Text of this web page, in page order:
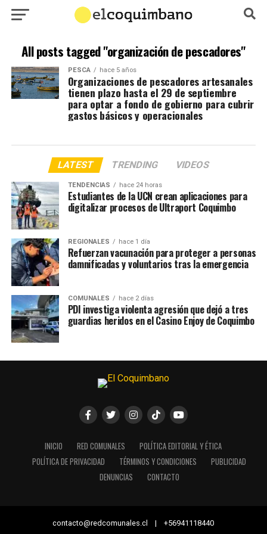
All posts tagged "organización de pescadores"
PESCA hace 5 años
Organizaciones de pescadores artesanales
tienen plazo hasta el 29 de septiembre
para optar a fondo de gobierno para cubrir
gastos básicos y operacionales
LATEST TRENDING VIDEOS
TENDENCIAS hace 24 horas
Estudiantes de la UCN crean aplicaciones para
digitalizar procesos de Ultraport Coquimbo
REGIONALES hace 1 día
Refuerzan vacunación para proteger a personas
damnificadas y voluntarios tras la emergencia
COMUNALES hace 2 días
PDI investiga violenta agresión que dejó a tres
guardias heridos en el Casino Enjoy de Coquimbo
INICIO RED COMUNALES
POLÍTICA EDITORIAL Y ÉTICA
POLÍTICA DE PRIVACIDAD
TÉRMINOS Y CONDICIONES
PUBLICIDAD
DENUNCIAS
CONTACTO
contacto@redcomunales.cl | +56941118440